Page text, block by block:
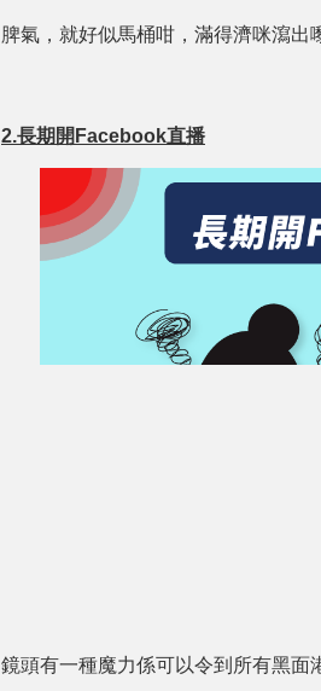
脾氣，就好似馬桶咁，滿得濟咪瀉出
2.長期開Facebook直播
鏡頭有一種魔力係可以令到所有黑面